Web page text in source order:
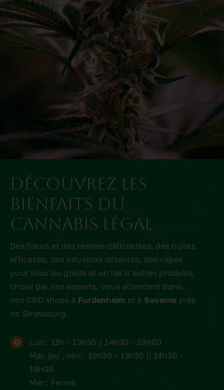
DÉCOUVREZ LES
BIENFAITS DU
CANNABIS LÉGAL
Des fleurs et des résines délicieuses, des huiles
efficaces, des infusions détentes, des vapes
pour tous les goûts et un tas d’autres produits,
choisi par nos experts, vous attendent dans
nos CBD shops à Furdenheim et à Saverne près
de Strasbourg.
Lun : 11h – 13h30 / 14h30 – 19h00
Mar, jeu , ven : 10h30 – 13h30 || 14h30 –
19h00
Mer : Fermé